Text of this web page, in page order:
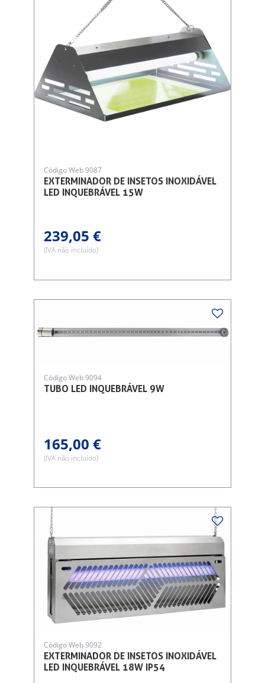
EXTERMINADOR DE INSETOS INOXIDÁVEL
LED INQUEBRÁVEL 15W
Código Web 9087
239,05 €
(IVA não incluído)
TUBO LED INQUEBRÁVEL 9W
Código Web 9094
165,00 €
(IVA não incluído)
EXTERMINADOR DE INSETOS INOXIDÁVEL
LED INQUEBRÁVEL 18W IP54
Código Web 9092